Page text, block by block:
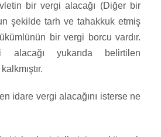
bir vergi alacağı (Diğer bir
şekilde tarh ve tahakkuk etmiş
bir vergi borcu vardır.
yukarıda belirtilen
idare vergi alacağını isterse ne